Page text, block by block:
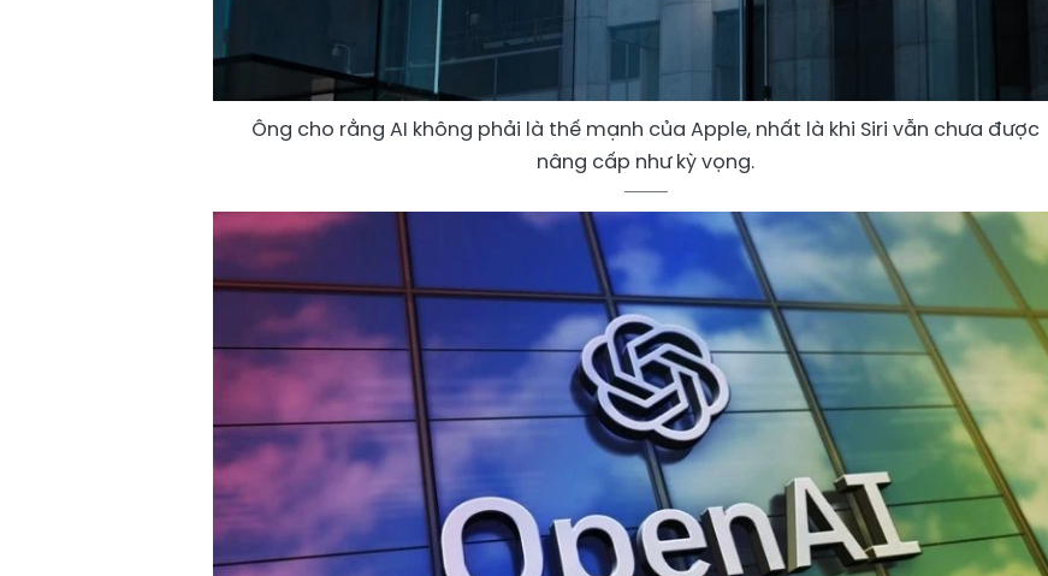
Ông cho rằng AI không phải là thế mạnh của Apple, nhất là khi Siri vẫn chưa được
nâng cấp như kỳ vọng.